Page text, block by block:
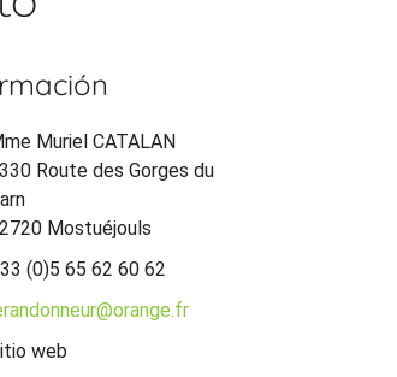
Muriel CATALAN
Route des Gorges du
Mostuéjouls
(0)5 65 62 60 62
web